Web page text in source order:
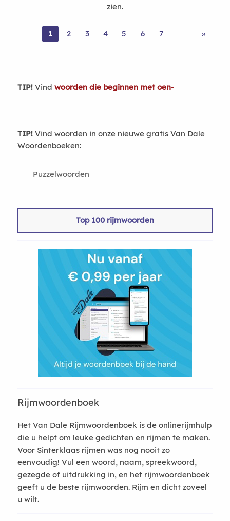
zien.
1 2 3 4 5 6 7 »
TIP!Vind woorden die beginnen met oen-
TIP!Vind woorden in onze nieuwe gratis Van Dale
Woordenboeken:
Puzzelwoorden
Top 100 rijmwoorden
Rijmwoordenboek
Het Van Dale Rijmwoordenboek is de onlinerijmhulp
die u helpt om leuke gedichten en rijmen te maken.
Voor Sinterklaas rijmen was nog nooit zo
eenvoudig! Vul een woord, naam, spreekwoord,
gezegde of uitdrukking in, en het rijmwoordenboek
geeft u de beste rijmwoorden. Rijm en dicht zoveel
u wilt.